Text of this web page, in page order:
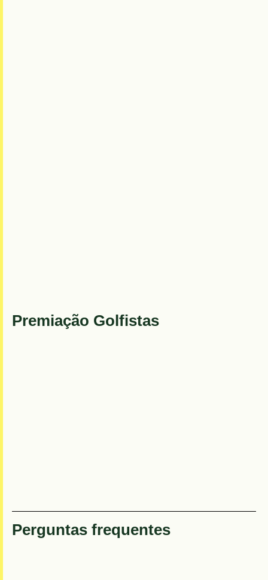
Premiação Golfistas
Perguntas frequentes